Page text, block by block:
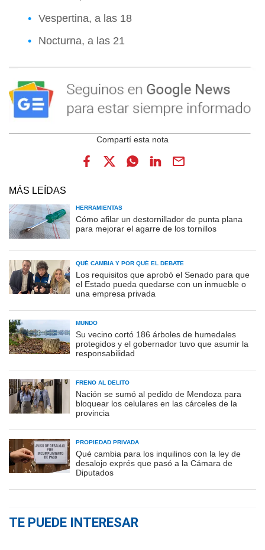
Vespertina, a las 18
Nocturna, a las 21
MÁS LEÍDAS
HERRAMIENTAS
Cómo afilar un destornillador de punta plana
para mejorar el agarre de los tornillos
QUÉ CAMBIA Y POR QUÉ EL DEBATE
Los requisitos que aprobó el Senado para que
el Estado pueda quedarse con un inmueble o
una empresa privada
MUNDO
Su vecino cortó 186 árboles de humedales
protegidos y el gobernador tuvo que asumir la
responsabilidad
FRENO AL DELITO
Nación se sumó al pedido de Mendoza para
bloquear los celulares en las cárceles de la
provincia
PROPIEDAD PRIVADA
Qué cambia para los inquilinos con la ley de
desalojo exprés que pasó a la Cámara de
Diputados
TE PUEDE INTERESAR